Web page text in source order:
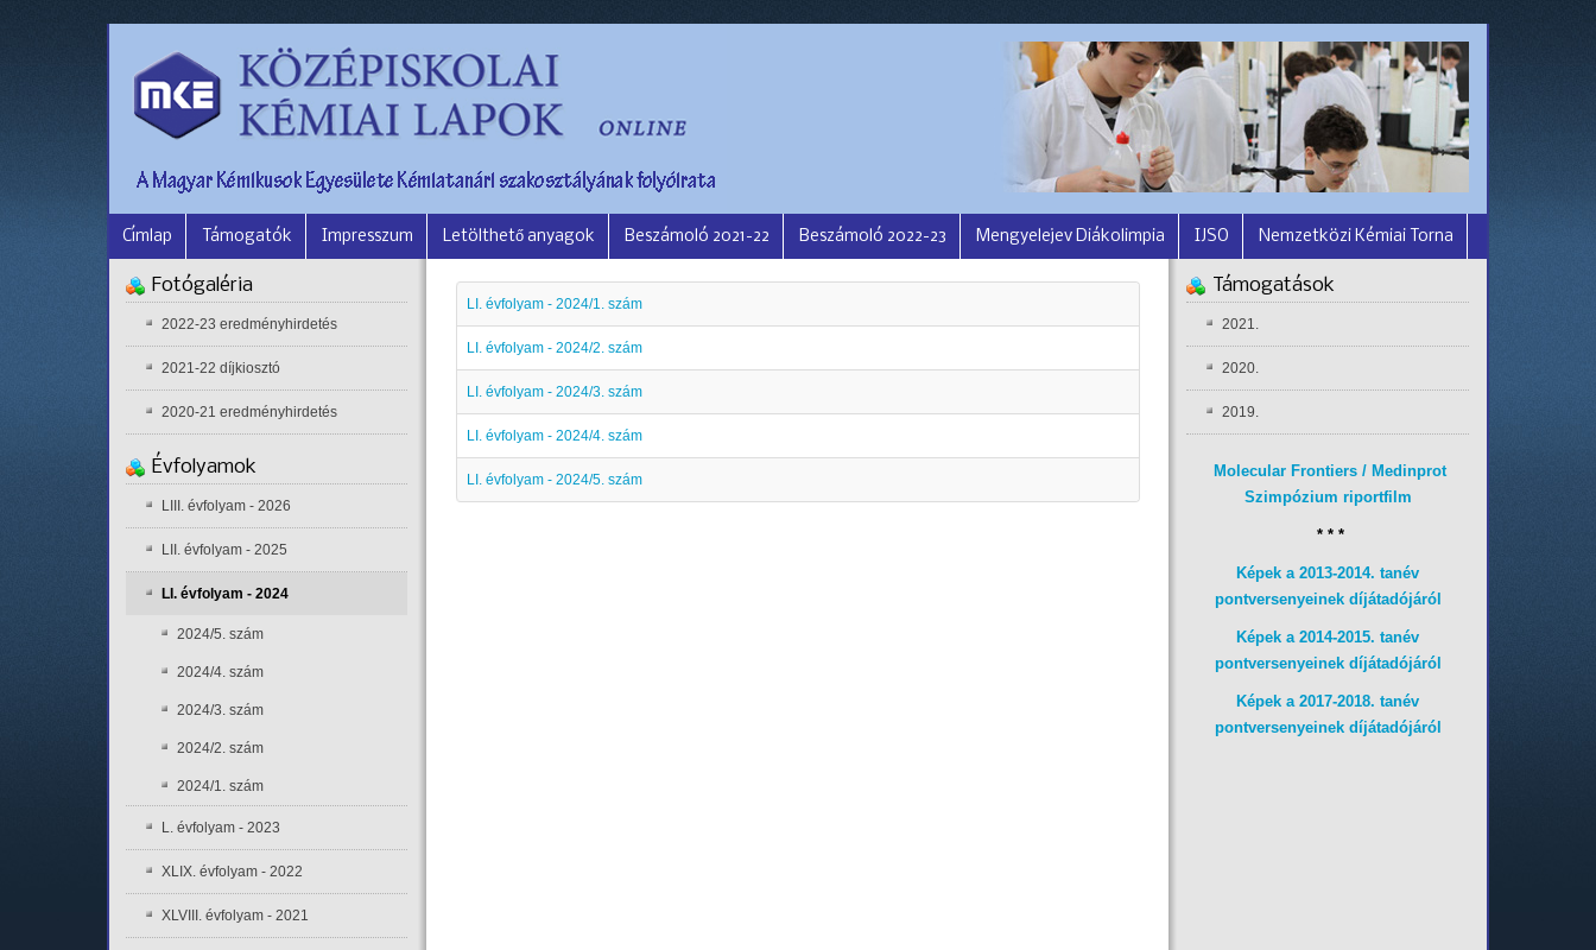
Címlap Támogatók Impresszum Letölthető anyagok Beszámoló 2021-22 Beszámoló 2022-23 Mengyelejev Diákolimpia IJSO Nemzetközi Kémiai Torna
LI. évfolyam - 2024/1. szám
LI. évfolyam - 2024/2. szám
LI. évfolyam - 2024/3. szám
LI. évfolyam - 2024/4. szám
LI. évfolyam - 2024/5. szám
Fotógaléria
2022-23 eredményhirdetés
2021-22 díjkiosztó
2020-21 eredményhirdetés
Évfolyamok
LIII. évfolyam - 2026
LII. évfolyam - 2025
LI. évfolyam - 2024
2024/5. szám
2024/4. szám
2024/3. szám
2024/2. szám
2024/1. szám
L. évfolyam - 2023
XLIX. évfolyam - 2022
XLVIII. évfolyam - 2021
Támogatások
2021.
2020.
2019.
Molecular Frontiers / Medinprot
Szimpózium riportfilm
* * *
Képek a 2013-2014. tanév
pontversenyeinek díjátadójáról
Képek a 2014-2015. tanév
pontversenyeinek díjátadójáról
Képek a 2017-2018. tanév
pontversenyeinek díjátadójáról